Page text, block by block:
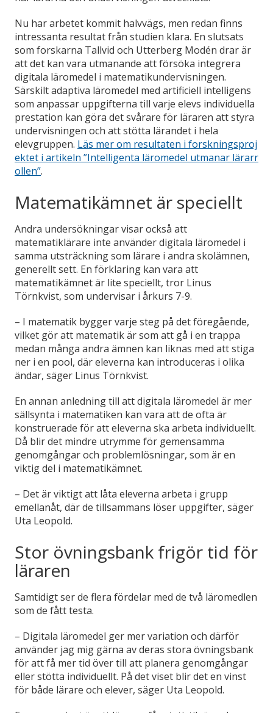
Nu har arbetet kommit halvvägs, men redan finns
intressanta resultat från studien klara. En slutsats
som forskarna Tallvid och Utterberg Modén drar är
att det kan vara utmanande att försöka integrera
digitala läromedel i matematikundervisningen.
Särskilt adaptiva läromedel med artificiell intelligens
som anpassar uppgifterna till varje elevs individuella
prestation kan göra det svårare för läraren att styra
undervisningen och att stötta lärandet i hela
elevgruppen. Läs mer om resultaten i forskningsproj
ektet i artikeln ”Intelligenta läromedel utmanar lärarr
ollen”.
Matematikämnet är speciellt
Andra undersökningar visar också att
matematiklärare inte använder digitala läromedel i
samma utsträckning som lärare i andra skolämnen,
generellt sett. En förklaring kan vara att
matematikämnet är lite speciellt, tror Linus
Törnkvist, som undervisar i årkurs 7-9.
– I matematik bygger varje steg på det föregående,
vilket gör att matematik är som att gå i en trappa
medan många andra ämnen kan liknas med att stiga
ner i en pool, där eleverna kan introduceras i olika
ändar, säger Linus Törnkvist.
En annan anledning till att digitala läromedel är mer
sällsynta i matematiken kan vara att de ofta är
konstruerade för att eleverna ska arbeta individuellt.
Då blir det mindre utrymme för gemensamma
genomgångar och problemlösningar, som är en
viktig del i matematikämnet.
– Det är viktigt att låta eleverna arbeta i grupp
emellanåt, där de tillsammans löser uppgifter, säger
Uta Leopold.
Stor övningsbank frigör tid för
läraren
Samtidigt ser de flera fördelar med de två läromedlen
som de fått testa.
– Digitala läromedel ger mer variation och därför
använder jag mig gärna av deras stora övningsbank
för att få mer tid över till att planera genomgångar
eller stötta individuellt. På det viset blir det en vinst
för både lärare och elever, säger Uta Leopold.